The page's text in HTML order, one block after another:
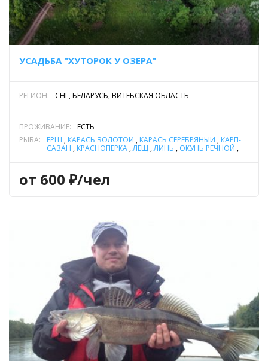
УСАДЬБА "ХУТОРОК У ОЗЕРА"
РЕГИОН: СНГ, БЕЛАРУСЬ, ВИТЕБСКАЯ ОБЛАСТЬ
ПРОЖИВАНИЕ:
ЕСТЬ
РЫБА:
ЁРШ , КАРАСЬ ЗОЛОТОЙ , КАРАСЬ СЕРЕБРЯНЫЙ , КАРП-
САЗАН , КРАСНОПЕРКА ,ЛЕЩ ,ЛИНЬ , ОКУНЬ РЕЧНОЙ ,
от 600 ₽/чел